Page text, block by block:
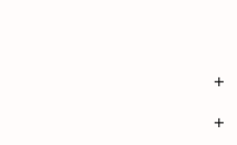
+
+